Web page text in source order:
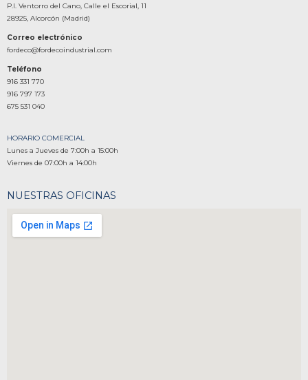
P.I. Ventorro del Cano, Calle el Escorial, 11
28925, Alcorcón (Madrid)
Correo electrónico
fordeco@fordecoindustrial.com
Teléfono
916 331 770
916 797 173
675 531 040
HORARIO COMERCIAL
Lunes a Jueves de 7:00h a 15:00h
Viernes de 07:00h a 14:00h
NUESTRAS OFICINAS